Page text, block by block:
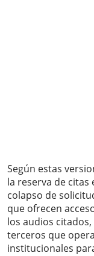
Según estas
la reserva de citas
colapso de
que ofrecen
los audios
terceros que
institucionales